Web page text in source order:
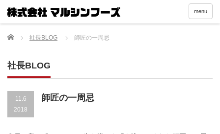
menu
Home 社長BLOG 師匠の一周忌
社長BLOG
11.6
2018
師匠の一周忌